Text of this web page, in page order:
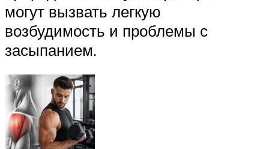
могут вызвать легкую
возбудимость и проблемы с
засыпанием.